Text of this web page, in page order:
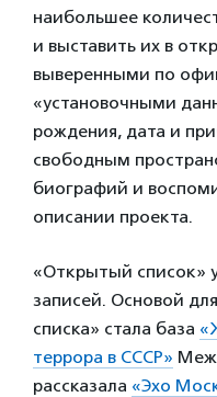
наибольшее
и выставить их в
выверенными по
«установочными
рождения, дата и
свободным
биографий и
описании проекта.
«Открытый список»
записей. Основой
списка» стала база
террора в СССР»
рассказала «Эхо